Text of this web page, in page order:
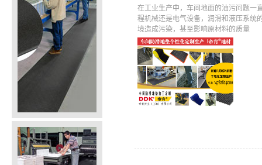
在工业生产中，车间地面的油污问题一
程机械还是电气设备，润滑和液压系统
境造成污染，甚至影响原材料的质量